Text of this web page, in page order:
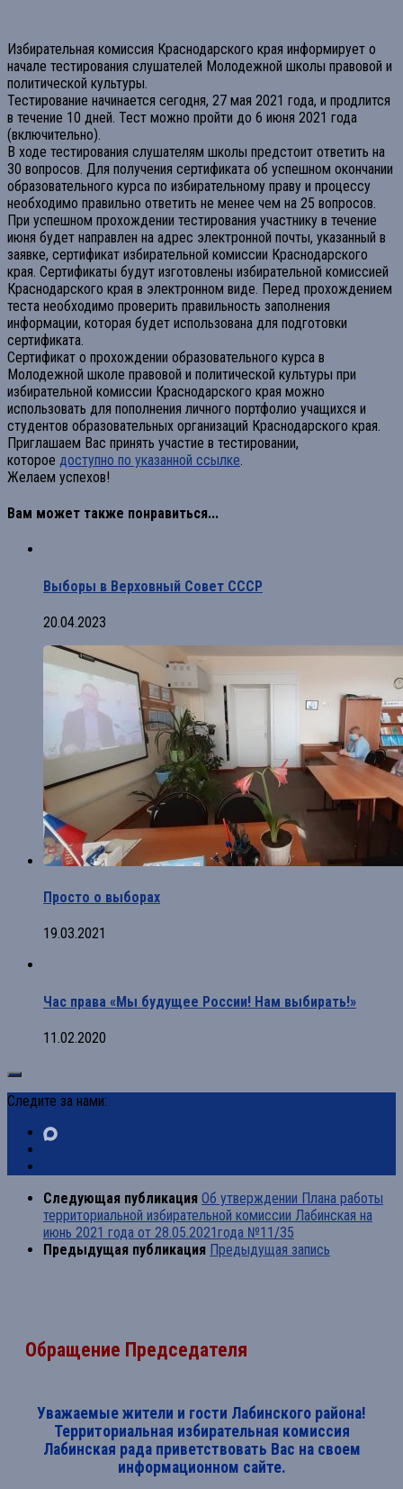
Избирательная комиссия Краснодарского края информирует о
начале тестирования слушателей Молодежной школы правовой и
политической культуры.
Тестирование начинается сегодня, 27 мая 2021 года, и продлится
в течение 10 дней. Тест можно пройти до 6 июня 2021 года
(включительно).
В ходе тестирования слушателям школы предстоит ответить на
30 вопросов. Для получения сертификата об успешном окончании
образовательного курса по избирательному праву и процессу
необходимо правильно ответить не менее чем на 25 вопросов.
При успешном прохождении тестирования участнику в течение
июня будет направлен на адрес электронной почты, указанный в
заявке, сертификат избирательной комиссии Краснодарского
края. Сертификаты будут изготовлены избирательной комиссией
Краснодарского края в электронном виде. Перед прохождением
теста необходимо проверить правильность заполнения
информации, которая будет использована для подготовки
сертификата.
Сертификат о прохождении образовательного курса в
Молодежной школе правовой и политической культуры при
избирательной комиссии Краснодарского края можно
использовать для пополнения личного портфолио учащихся и
студентов образовательных организаций Краснодарского края.
Приглашаем Вас принять участие в тестировании,
которое доступно по указанной ссылке.
Желаем успехов!
Вам может также понравиться...
Выборы в Верховный Совет СССР
20.04.2023
Просто о выборах
19.03.2021
Час права «Мы будущее России! Нам выбирать!»
11.02.2020
Следите за нами:
Следующая публикация Об утверждении Плана работы
территориальной избирательной комиссии Лабинская на
июнь 2021 года от 28.05.2021года №11/35
Предыдущая публикация Предыдущая запись
Обращение Председателя
Уважаемые жители и гости Лабинского района!
Территориальная избирательная комиссия
Лабинская рада приветствовать Вас на своем
информационном сайте.